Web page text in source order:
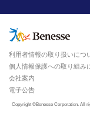
Copyright ©Benesse Corporation. All
利用者情報の取り扱いにつ
個人情報保護への取り組み
会社案内
電子公告